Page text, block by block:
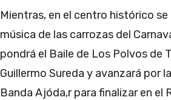
Mientras, en el centro histórico se
música de las carrozas del
pondrá el Baile de Los Polvos de
Guillermo Sureda y avanzará por
Banda Ajóda,r para finalizar en el